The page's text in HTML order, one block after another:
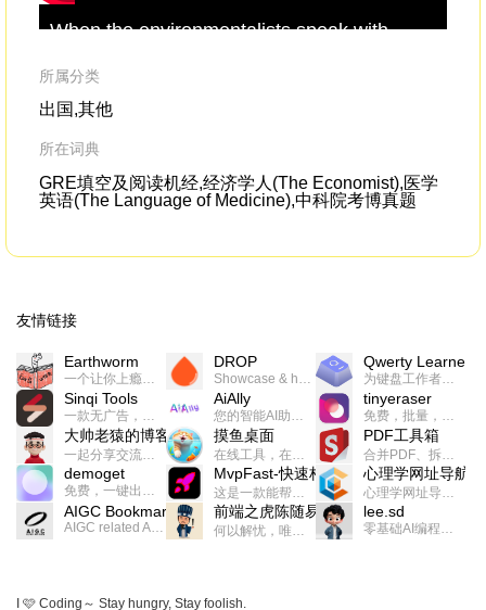
When the environmentalists speak with
dialogue, completely
speak the same language.
所属分类
出国,其他
所在词典
GRE填空及阅读机经,经济学人(The Economist),医学
英语(The Language of Medicine),中科院考博真题
友情链接
Earthworm DROP Qwerty Learner
为键盘工作者设计的单词与肌肉记忆锻炼软件
Sinqi Tools AiAlly tinyeraser
大帅老猿的博客 摸鱼桌面 PDF工具箱
合并PDF、拆分PDF、旋转PDF、裁剪PDF、转换PDF、加密PDF、解密PDF、PDF加水印等多种PDF处理功能
demoget MvpFast-快速构建网站应用
这是一款能帮助你快速构建个人网站的应用，使用最新的前端技术栈，集成登录、鉴权、手机、邮箱、数据库、博客、文章、支付等等网站所需要的功能，你只需要花几个小时开发你的核心功能就可以上线，一次购买，永久拥有
心理学网址导航
AIGC Bookmarks 前端之虎陈随易 lee.sd
I 🩷 Coding～ Stay hungry, Stay foolish.